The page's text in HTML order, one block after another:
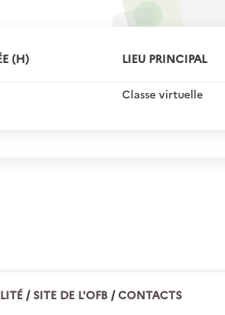
(H) LIEU PRINCIPAL
Classe virtuelle
SITE DE L'OFB CONTACTS